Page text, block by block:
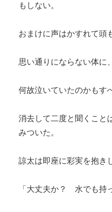
もしない。
おまけに声はかすれて頭
思い通りにならない体に
何故泣いていたのかもす
消去して二度と聞くこと
みついた。
諒太は即座に彩実を抱き
「大丈夫か？ 水でも持